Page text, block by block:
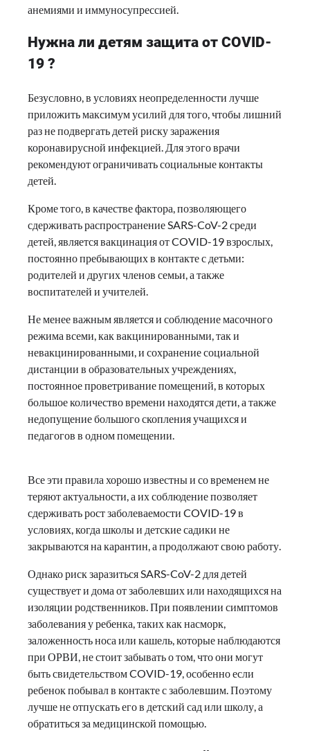
анемиями и иммуносупрессией.
Нужна ли детям защита от COVID-
19 ?
Безусловно, в условиях неопределенности лучше
приложить максимум усилий для того, чтобы лишний
раз не подвергать детей риску заражения
коронавирусной инфекцией. Для этого врачи
рекомендуют ограничивать социальные контакты
детей.
Кроме того, в качестве фактора, позволяющего
сдерживать распространение SARS-CoV-2 среди
детей, является вакцинация от COVID-19 взрослых,
постоянно пребывающих в контакте с детьми:
родителей и других членов семьи, а также
воспитателей и учителей.
Не менее важным является и соблюдение масочного
режима всеми, как вакцинированными, так и
невакцинированными, и сохранение социальной
дистанции в образовательных учреждениях,
постоянное проветривание помещений, в которых
большое количество времени находятся дети, а также
недопущение большого скопления учащихся и
педагогов в одном помещении.
Все эти правила хорошо известны и со временем не
теряют актуальности, а их соблюдение позволяет
сдерживать рост заболеваемости COVID-19 в
условиях, когда школы и детские садики не
закрываются на карантин, а продолжают свою работу.
Однако риск заразиться SARS-CoV-2 для детей
существует и дома от заболевших или находящихся на
изоляции родственников. При появлении симптомов
заболевания у ребенка, таких как насморк,
заложенность носа или кашель, которые наблюдаются
при ОРВИ, не стоит забывать о том, что они могут
быть свидетельством COVID-19, особенно если
ребенок побывал в контакте с заболевшим. Поэтому
лучше не отпускать его в детский сад или школу, а
обратиться за медицинской помощью.